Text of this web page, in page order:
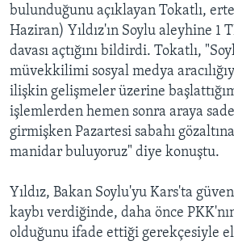
bulunduğunu açıklayan Tokatlı,
Haziran) Yıldız'ın Soylu aleyhine 1
davası açtığını bildirdi. Tokatlı,
müvekkilimi sosyal medya
ilişkin gelişmeler üzerine
işlemlerden hemen sonra araya
girmişken Pazartesi sabahı gözaltına
manidar buluyoruz" diye konuştu.
Yıldız, Bakan Soylu'yu Kars'ta
kaybı verdiğinde, daha önce
olduğunu ifade ettiği gerekçesiyle